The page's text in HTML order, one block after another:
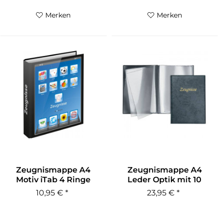
Merken Merken
Zeugnismappe A4
Motiv iTab 4 Ringe
10,95 € *
Zeugnismappe A4
Leder Optik mit 10
Hüllen
23,95 € *